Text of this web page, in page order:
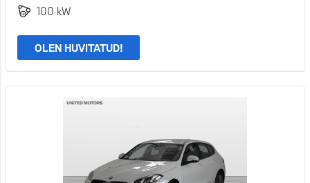
100 kW
OLEN HUVITATUD!